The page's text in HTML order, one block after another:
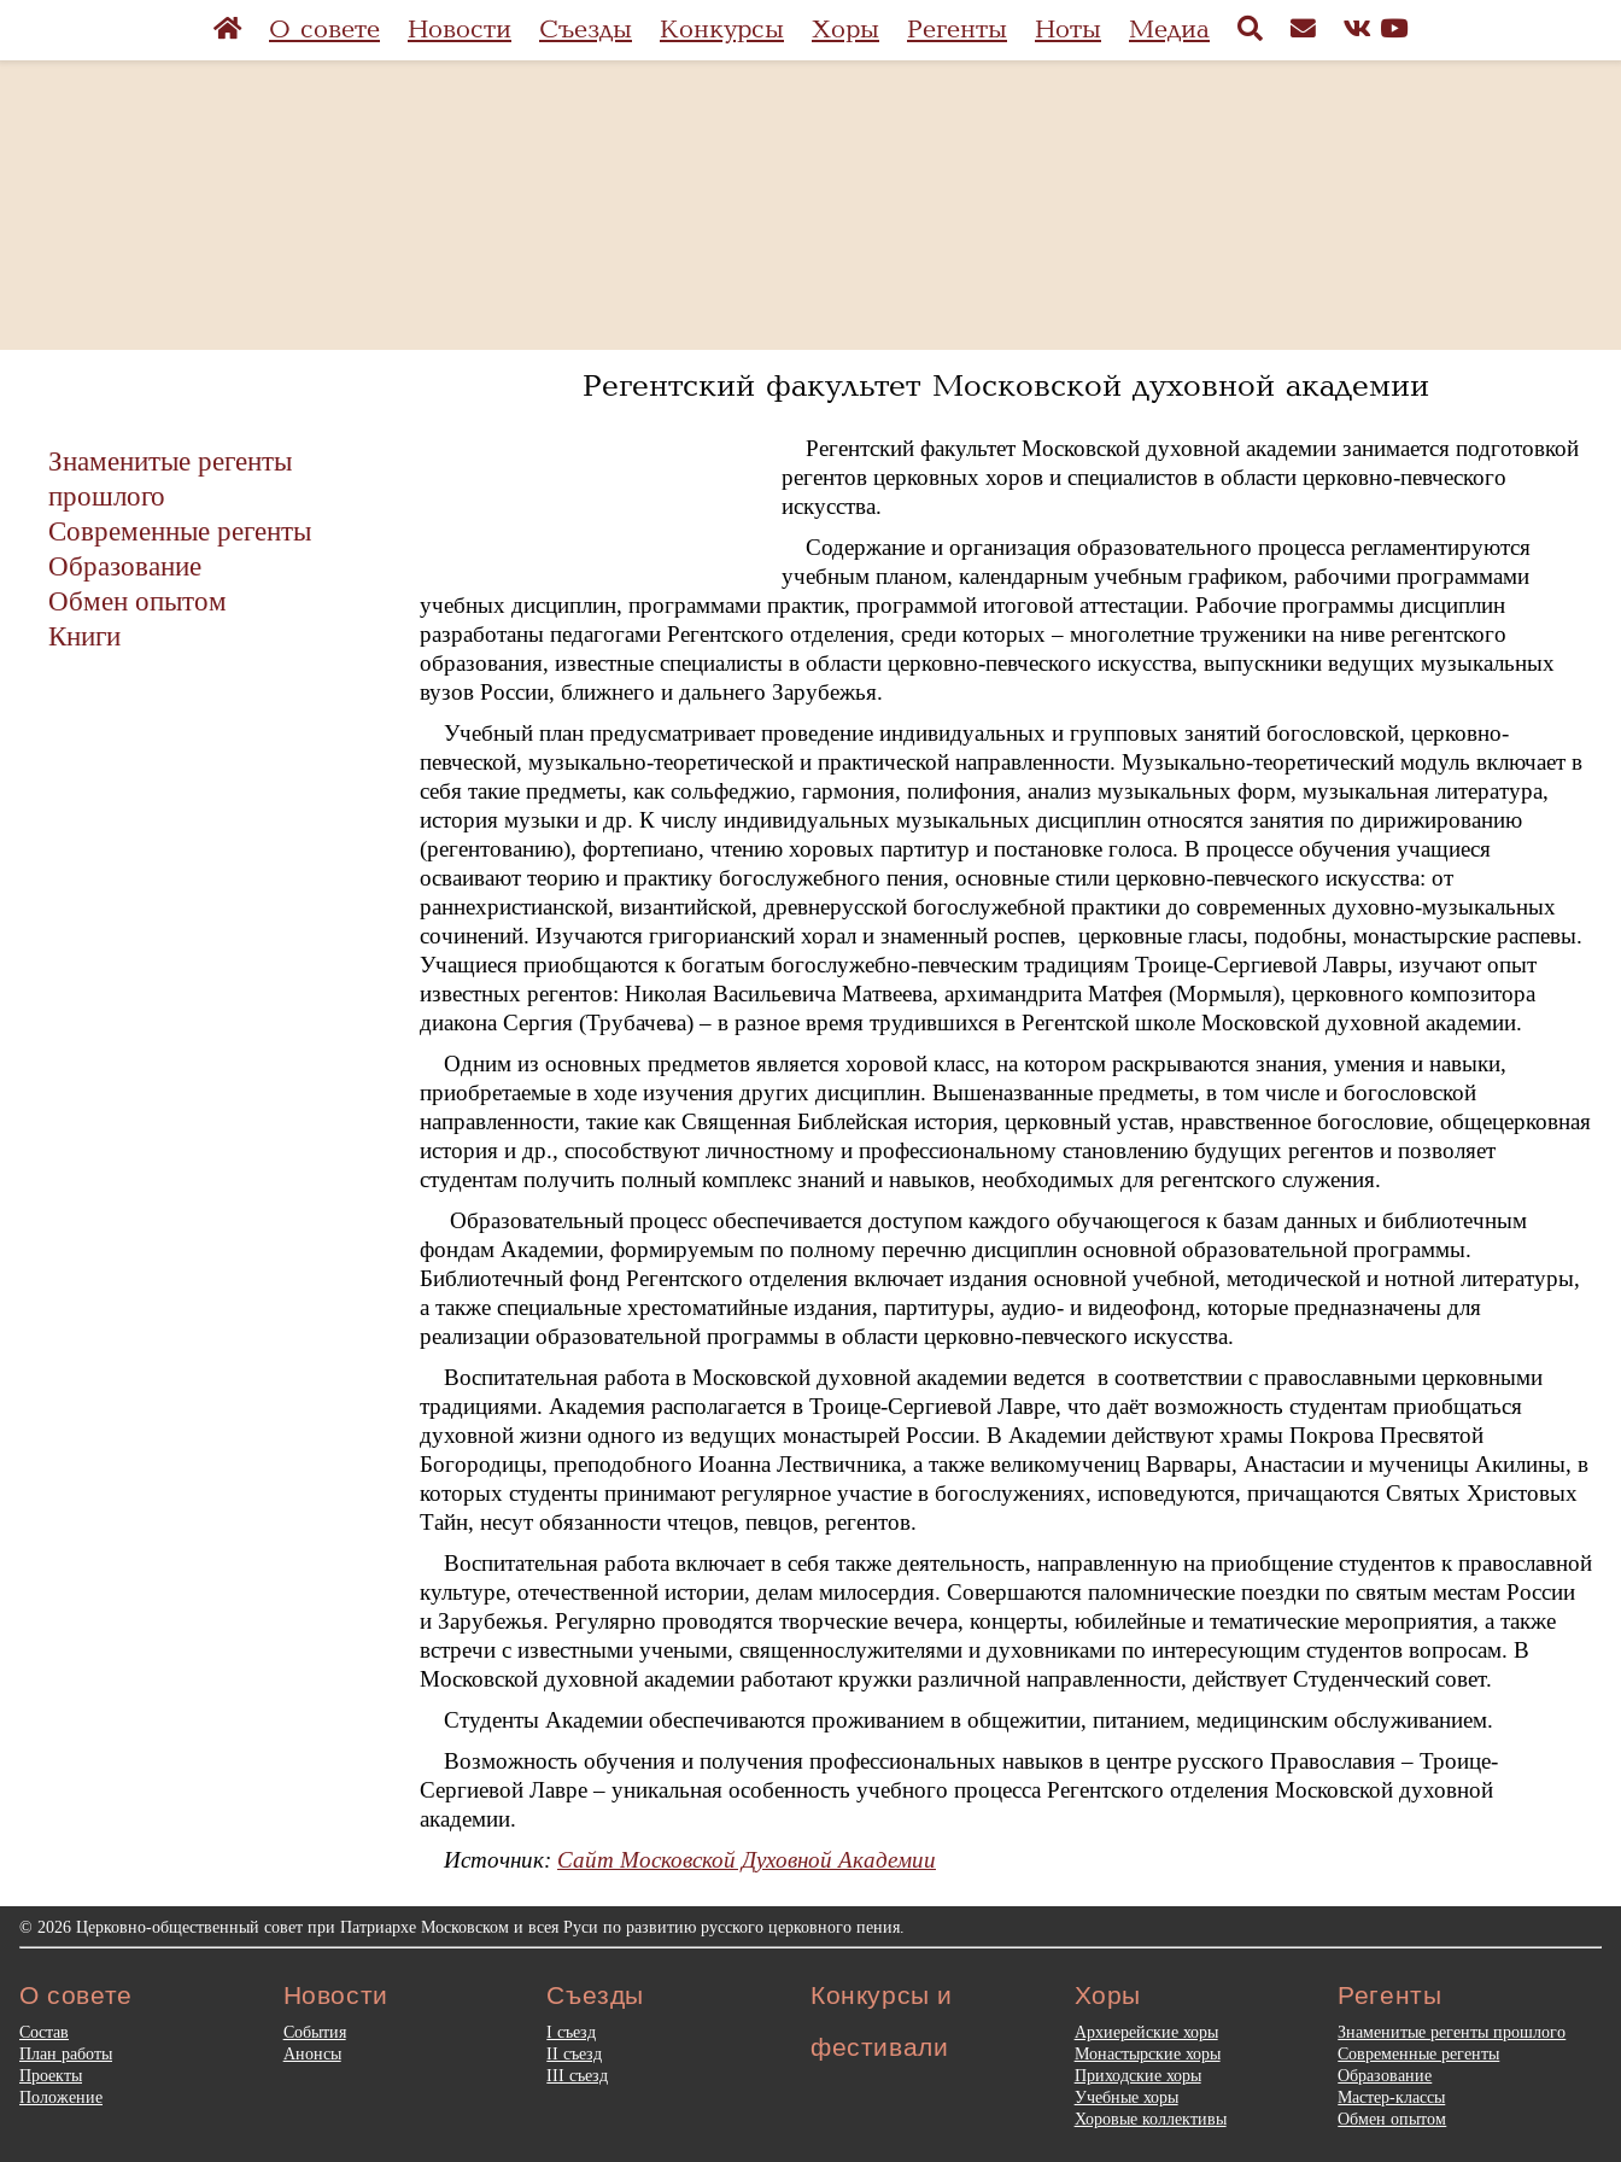
О совете Новости Съезды Конкурсы Хоры Регенты Ноты Медиа
Регентский факультет Московской духовной академии
Знаменитые регенты
прошлого
Современные регенты
Образование
Обмен опытом
Книги
Регентский факультет Московской духовной академии занимается подготовкой
регентов церковных хоров и специалистов в области церковно-певческого
искусства.
Содержание и организация образовательного процесса регламентируются
учебным планом, календарным учебным графиком, рабочими программами
учебных дисциплин, программами практик, программой итоговой аттестации. Рабочие программы дисциплин
разработаны педагогами Регентского отделения, среди которых – многолетние труженики на ниве регентского
образования, известные специалисты в области церковно-певческого искусства, выпускники ведущих музыкальных
вузов России, ближнего и дальнего Зарубежья.
Учебный план предусматривает проведение индивидуальных и групповых занятий богословской, церковно-
певческой, музыкально-теоретической и практической направленности. Музыкально-теоретический модуль включает в
себя такие предметы, как сольфеджио, гармония, полифония, анализ музыкальных форм, музыкальная литература,
история музыки и др. К числу индивидуальных музыкальных дисциплин относятся занятия по дирижированию
(регентованию), фортепиано, чтению хоровых партитур и постановке голоса. В процессе обучения учащиеся
осваивают теорию и практику богослужебного пения, основные стили церковно-певческого искусства: от
раннехристианской, византийской, древнерусской богослужебной практики до современных духовно-музыкальных
сочинений. Изучаются григорианский хорал и знаменный роспев, церковные гласы, подобны, монастырские распевы.
Учащиеся приобщаются к богатым богослужебно-певческим традициям Троице-Сергиевой Лавры, изучают опыт
известных регентов: Николая Васильевича Матвеева, архимандрита Матфея (Мормыля), церковного композитора
диакона Сергия (Трубачева) – в разное время трудившихся в Регентской школе Московской духовной академии.
Одним из основных предметов является хоровой класс, на котором раскрываются знания, умения и навыки,
приобретаемые в ходе изучения других дисциплин. Вышеназванные предметы, в том числе и богословской
направленности, такие как Священная Библейская история, церковный устав, нравственное богословие, общецерковная
история и др., способствуют личностному и профессиональному становлению будущих регентов и позволяет
студентам получить полный комплекс знаний и навыков, необходимых для регентского служения.
Образовательный процесс обеспечивается доступом каждого обучающегося к базам данных и библиотечным
фондам Академии, формируемым по полному перечню дисциплин основной образовательной программы.
Библиотечный фонд Регентского отделения включает издания основной учебной, методической и нотной литературы,
а также специальные хрестоматийные издания, партитуры, аудио- и видеофонд, которые предназначены для
реализации образовательной программы в области церковно-певческого искусства.
Воспитательная работа в Московской духовной академии ведется в соответствии с православными церковными
традициями. Академия располагается в Троице-Сергиевой Лавре, что даёт возможность студентам приобщаться
духовной жизни одного из ведущих монастырей России. В Академии действуют храмы Покрова Пресвятой
Богородицы, преподобного Иоанна Лествичника, а также великомучениц Варвары, Анастасии и мученицы Акилины, в
которых студенты принимают регулярное участие в богослужениях, исповедуются, причащаются Святых Христовых
Тайн, несут обязанности чтецов, певцов, регентов.
Воспитательная работа включает в себя также деятельность, направленную на приобщение студентов к православной
культуре, отечественной истории, делам милосердия. Совершаются паломнические поездки по святым местам России
и Зарубежья. Регулярно проводятся творческие вечера, концерты, юбилейные и тематические мероприятия, а также
встречи с известными учеными, священнослужителями и духовниками по интересующим студентов вопросам. В
Московской духовной академии работают кружки различной направленности, действует Студенческий совет.
Студенты Академии обеспечиваются проживанием в общежитии, питанием, медицинским обслуживанием.
Возможность обучения и получения профессиональных навыков в центре русского Православия – Троице-
Сергиевой Лавре – уникальная особенность учебного процесса Регентского отделения Московской духовной
академии.
Источник: Сайт Московской Духовной Академии
© 2026 Церковно-общественный совет при Патриархе Московском и всея Руси по развитию русского церковного пения.
О совете
Состав
План работы
Проекты
Положение
Новости
События
Анонсы
Съезды
I съезд
II съезд
III съезд
Конкурсы и
фестивали
Хоры
Архиерейские хоры
Монастырские хоры
Приходские хоры
Учебные хоры
Хоровые коллективы
Регенты
Знаменитые регенты прошлого
Современные регенты
Образование
Мастер-классы
Обмен опытом